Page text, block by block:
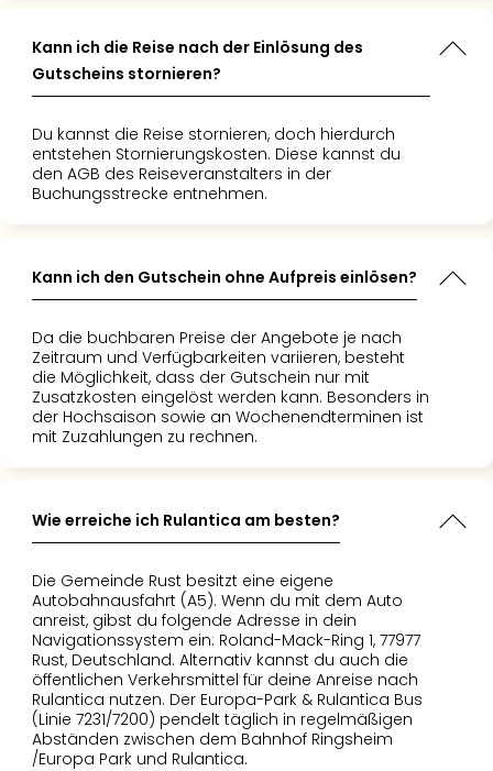
Kann ich die Reise nach der Einlösung des
Gutscheins stornieren?
Du kannst die Reise stornieren, doch hierdurch
entstehen Stornierungskosten. Diese kannst du
den AGB des Reiseveranstalters in der
Buchungsstrecke entnehmen.
Kann ich den Gutschein ohne Aufpreis einlösen?
Da die buchbaren Preise der Angebote je nach
Zeitraum und Verfügbarkeiten variieren, besteht
die Möglichkeit, dass der Gutschein nur mit
Zusatzkosten eingelöst werden kann. Besonders in
der Hochsaison sowie an Wochenendterminen ist
mit Zuzahlungen zu rechnen.
Wie erreiche ich Rulantica am besten?
Die Gemeinde Rust besitzt eine eigene
Autobahnausfahrt (A5). Wenn du mit dem Auto
anreist, gibst du folgende Adresse in dein
Navigationssystem ein: Roland-Mack-Ring 1, 77977
Rust, Deutschland. Alternativ kannst du auch die
öffentlichen Verkehrsmittel für deine Anreise nach
Rulantica nutzen. Der Europa-Park & Rulantica Bus
(Linie 7231/7200) pendelt täglich in regelmäßigen
Abständen zwischen dem Bahnhof Ringsheim
/Europa Park und Rulantica.